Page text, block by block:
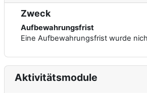
Zweck
Aufbewahrungsfrist
Eine Aufbewahrungsfrist wurde
Aktivitätsmodule